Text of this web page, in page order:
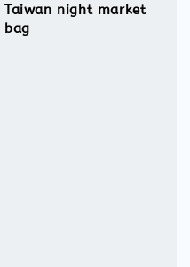
Taiwan night market
bag